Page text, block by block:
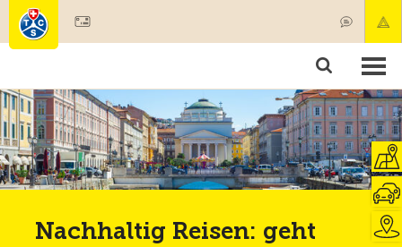
Mitgliedschaft & Leistungen
Test, Sicherheit & Gesundheit
Nachhaltig Reisen: geht